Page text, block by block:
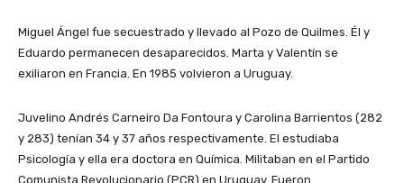
Miguel Ángel fue secuestrado y llevado al Pozo de Quilmes. Él y
Eduardo permanecen desaparecidos. Marta y Valentín se
exiliaron en Francia. En 1985 volvieron a Uruguay.
Juvelino Andrés Carneiro Da Fontoura y Carolina Barrientos (282
y 283) tenían 34 y 37 años respectivamente. El estudiaba
Psicología y ella era doctora en Química. Militaban en el Partido
Comunista Revolucionario (PCR) en Uruguay. Fueron